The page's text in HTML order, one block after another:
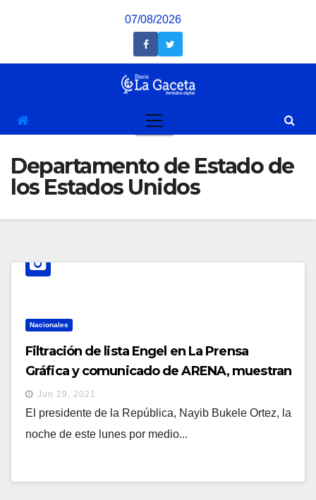
07/08/2026
Departamento de Estado de
los Estados Unidos
Nacionales
Filtración de lista Engel en La Prensa
Gráfica y comunicado de ARENA, muestran
que no buscan combatir la corrupción, sino
influir en la política: Nayib Bukele
Jun 29, 2021
El presidente de la República, Nayib Bukele Ortez, la
noche de este lunes por medio...